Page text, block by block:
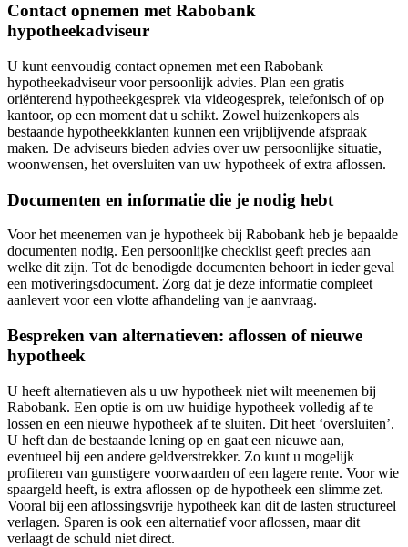
Contact opnemen met Rabobank
hypotheekadviseur
U kunt eenvoudig contact opnemen met een Rabobank
hypotheekadviseur voor persoonlijk advies. Plan een gratis
oriënterend hypotheekgesprek via videogesprek, telefonisch of op
kantoor, op een moment dat u schikt. Zowel huizenkopers als
bestaande hypotheekklanten kunnen een vrijblijvende afspraak
maken. De adviseurs bieden advies over uw persoonlijke situatie,
woonwensen, het oversluiten van uw hypotheek of extra aflossen.
Documenten en informatie die je nodig hebt
Voor het meenemen van je hypotheek bij Rabobank heb je bepaalde
documenten nodig. Een persoonlijke checklist geeft precies aan
welke dit zijn. Tot de benodigde documenten behoort in ieder geval
een motiveringsdocument. Zorg dat je deze informatie compleet
aanlevert voor een vlotte afhandeling van je aanvraag.
Bespreken van alternatieven: aflossen of nieuwe
hypotheek
U heeft alternatieven als u uw hypotheek niet wilt meenemen bij
Rabobank. Een optie is om uw huidige hypotheek volledig af te
lossen en een nieuwe hypotheek af te sluiten. Dit heet ‘oversluiten’.
U heft dan de bestaande lening op en gaat een nieuwe aan,
eventueel bij een andere geldverstrekker. Zo kunt u mogelijk
profiteren van gunstigere voorwaarden of een lagere rente. Voor wie
spaargeld heeft, is extra aflossen op de hypotheek een slimme zet.
Vooral bij een aflossingsvrije hypotheek kan dit de lasten structureel
verlagen. Sparen is ook een alternatief voor aflossen, maar dit
verlaagt de schuld niet direct.